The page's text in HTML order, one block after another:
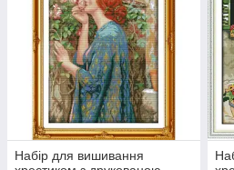
Набір для вишивання